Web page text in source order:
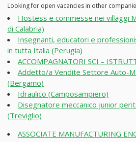
Looking for open vacancies in other
Hostess e commesse nei villaggi
di Calabria)
Insegnanti, educatori e
in tutta Italia (Perugia)
ACCOMPAGNATORI SCI –
Addetto/a Vendite Settore Auto-
(Bergamo)
Idraulico (Camposampiero)
Disegnatore meccanico junior
(Treviglio)
ASSOCIATE MANUFACTURING